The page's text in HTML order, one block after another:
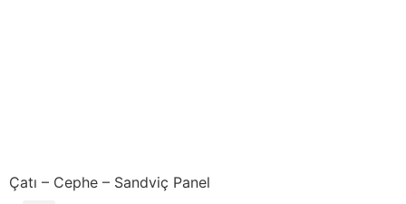
Çatı – Cephe – Sandviç Panel